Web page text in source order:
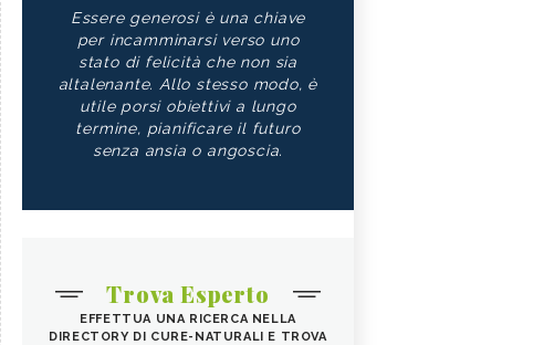
Essere generosi è una chiave
per incamminarsi verso uno
stato di felicità che non sia
altalenante. Allo stesso modo, è
utile porsi obiettivi a lungo
termine, pianificare il futuro
senza ansia o angoscia.
Trova Esperto
EFFETTUA UNA RICERCA NELLA
DIRECTORY DI CURE-NATURALI E TROVA